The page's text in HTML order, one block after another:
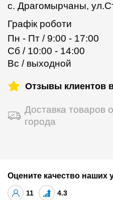
с. Драгомырчаны,
Графік роботи
Пн - Пт / 9:00 - 17:00
Сб / 10:00 - 14:00
Вс / выходной
Отзывы клиентов
Доставка товаров
города
Оцените качество наших
11 4.3